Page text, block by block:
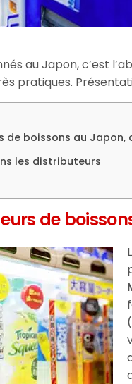
au Japon, c’est
pratiques.
de boissons au Japon,
les distributeurs
de